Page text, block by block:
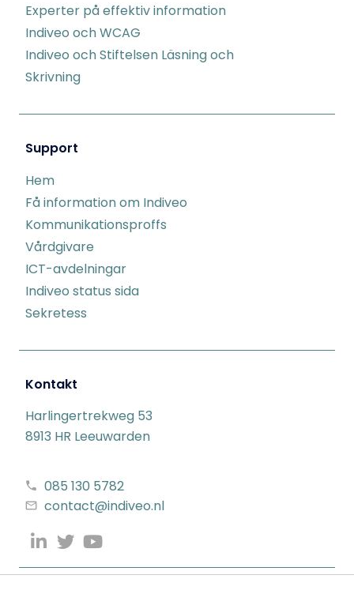
Experter på effektiv information
Indiveo och WCAG
Indiveo och Stiftelsen Läsning och
Skrivning
Support
Hem
Få information om Indiveo
Kommunikationsproffs
Vårdgivare
ICT-avdelningar
Indiveo status sida
Sekretess
Kontakt
Harlingertrekweg 53
8913 HR Leeuwarden
085 130 5782
contact@indiveo.nl